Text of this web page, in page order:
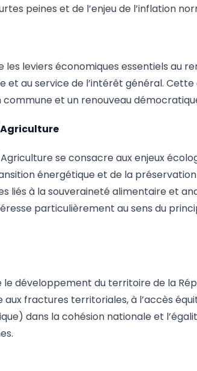
peines et de l’enjeu de l’inflation
les leviers économiques essentiels
et au service de l’intérêt général.
et un renouveau
se consacre aux enjeux
énergétique et de la
liés à la souveraineté alimentaire et
particulièrement au sens du
le développement du territoire de la
aux fractures territoriales, à l’accès
dans la cohésion nationale et